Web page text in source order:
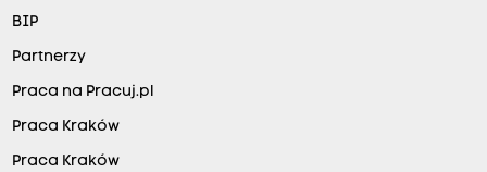
BIP
Partnerzy
Praca na Pracuj.pl
Praca Kraków
Praca Kraków